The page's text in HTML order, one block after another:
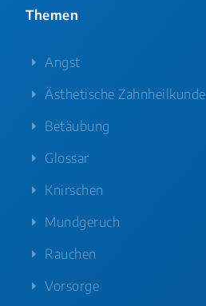
Themen
Angst
Ästhetische Zahnheilkunde
Betäubung
Glossar
Knirschen
Mundgeruch
Rauchen
Vorsorge